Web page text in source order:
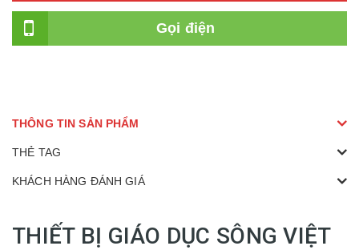
Gọi điện
THÔNG TIN SẢN PHẨM
THẺ TAG
KHÁCH HÀNG ĐÁNH GIÁ
THIẾT BỊ GIÁO DỤC SÔNG VIỆT